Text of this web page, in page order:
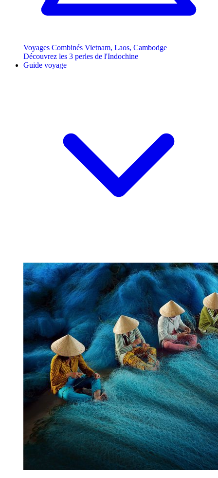
Voyages Combinés Vietnam, Laos, Cambodge
Découvrez les 3 perles de l'Indochine
Guide voyage